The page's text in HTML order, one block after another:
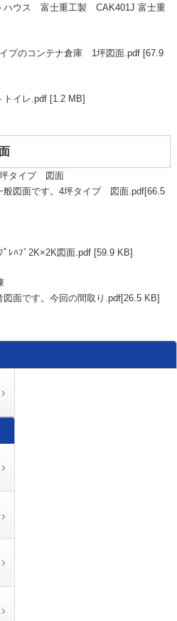
ハウス 富士重工製 CAK401J 富士重
プのコンテナ倉庫 1坪図面.pdf [67.9
イレ.pdf [1.2 MB]
坪タイプ 図面
般図面です。4坪タイプ 図面.pdf[66.5
ﾚﾊﾌﾞ2K×2K図面.pdf [59.9 KB]
面です。今回の間取り.pdf[26.5 KB]